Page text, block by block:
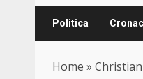
Politica
Home »